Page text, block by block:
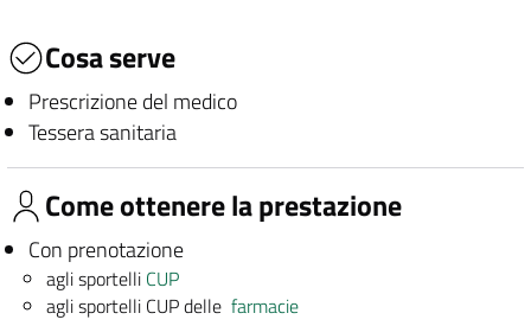
Cosa serve
Prescrizione del medico
Tessera sanitaria
Come ottenere la prestazione
Con prenotazione
agli sportelli CUP
agli sportelli CUP dellefarmacie